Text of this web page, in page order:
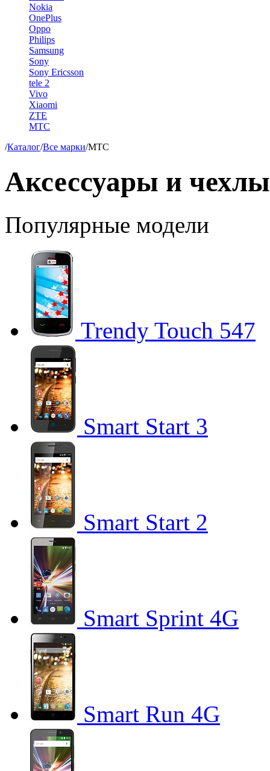
Nokia
OnePlus
Oppo
Philips
Samsung
Sony
Sony Ericsson
tele 2
Vivo
Xiaomi
ZTE
МТС
/Каталог/Все марки/МТС
Аксессуары и
Популярные модели
Trendy Touch 547
Smart Start 3
Smart Start 2
Smart Sprint 4G
Smart Run 4G